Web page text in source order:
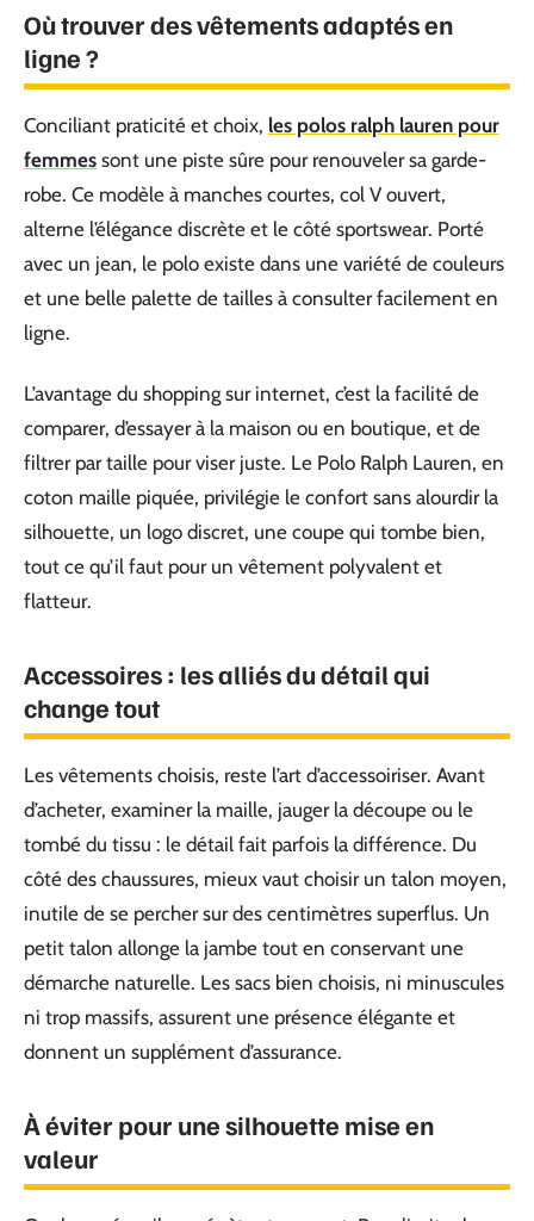
Où trouver des vêtements adaptés en
ligne ?
Conciliant praticité et choix, les polos ralph lauren pour
femmes sont une piste sûre pour renouveler sa garde-
robe. Ce modèle à manches courtes, col V ouvert,
alterne l’élégance discrète et le côté sportswear. Porté
avec un jean, le polo existe dans une variété de couleurs
et une belle palette de tailles à consulter facilement en
ligne.
L’avantage du shopping sur internet, c’est la facilité de
comparer, d’essayer à la maison ou en boutique, et de
filtrer par taille pour viser juste. Le Polo Ralph Lauren, en
coton maille piquée, privilégie le confort sans alourdir la
silhouette, un logo discret, une coupe qui tombe bien,
tout ce qu’il faut pour un vêtement polyvalent et
flatteur.
Accessoires : les alliés du détail qui
change tout
Les vêtements choisis, reste l’art d’accessoiriser. Avant
d’acheter, examiner la maille, jauger la découpe ou le
tombé du tissu : le détail fait parfois la différence. Du
côté des chaussures, mieux vaut choisir un talon moyen,
inutile de se percher sur des centimètres superflus. Un
petit talon allonge la jambe tout en conservant une
démarche naturelle. Les sacs bien choisis, ni minuscules
ni trop massifs, assurent une présence élégante et
donnent un supplément d’assurance.
À éviter pour une silhouette mise en
valeur